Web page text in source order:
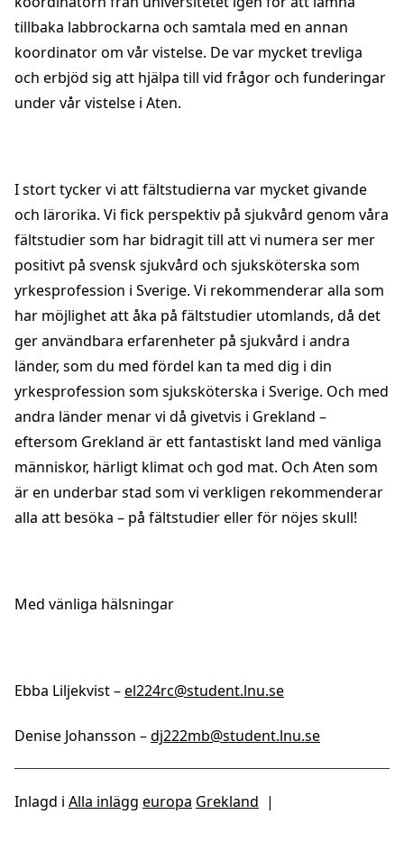
tillbaka labbrockarna och samtala med en annan
koordinator om vår vistelse. De var mycket trevliga
och erbjöd sig att hjälpa till vid frågor och funderingar
under vår vistelse i Aten.
I stort tycker vi att fältstudierna var mycket givande
och lärorika. Vi fick perspektiv på sjukvård genom våra
fältstudier som har bidragit till att vi numera ser mer
positivt på svensk sjukvård och sjuksköterska som
yrkesprofession i Sverige. Vi rekommenderar alla som
har möjlighet att åka på fältstudier utomlands, då det
ger användbara erfarenheter på sjukvård i andra
länder, som du med fördel kan ta med dig i din
yrkesprofession som sjuksköterska i Sverige. Och med
andra länder menar vi då givetvis i Grekland –
eftersom Grekland är ett fantastiskt land med vänliga
människor, härligt klimat och god mat. Och Aten som
är en underbar stad som vi verkligen rekommenderar
alla att besöka – på fältstudier eller för nöjes skull!
Med vänliga hälsningar
Ebba Liljekvist –el224rc@student.lnu.se
Denise Johansson –dj222mb@student.lnu.se
Inlagd i Alla inlägg europa Grekland |